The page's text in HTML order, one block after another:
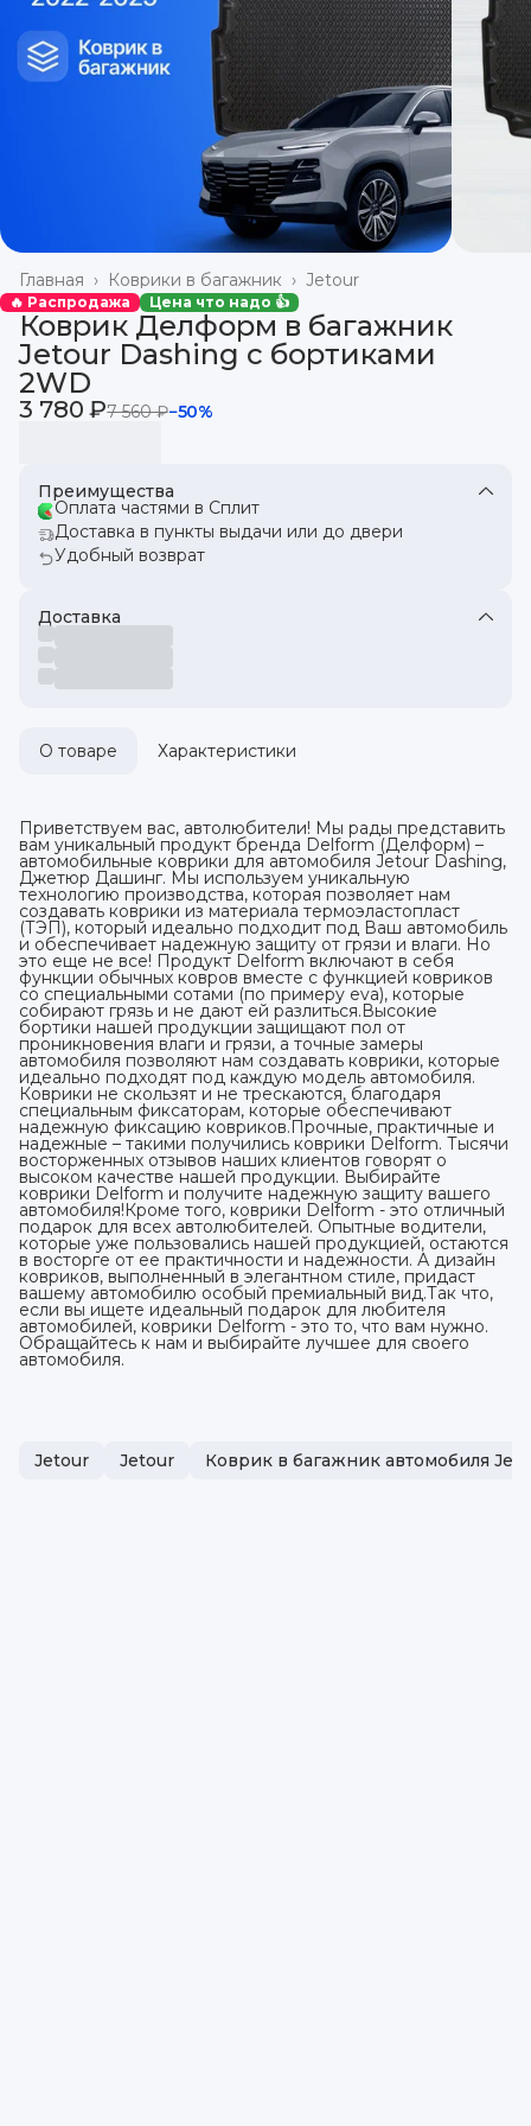
Jetour
Коврики в багажник ›
Главная ›
🔥 Распродажа Цена что надо 👍
Коврик Делформ в багажник
Jetour Dashing с бортиками
2WD
3 780 ₽7 560 ₽−50%
Преимущества
Оплата частями в Сплит
Доставка в пункты выдачи или до двери
Удобный возврат
Доставка
О товаре Характеристики
Приветствуем вас, автолюбители! Мы рады представить
вам уникальный продукт бренда Delform (Делформ) –
автомобильные коврики для автомобиля Jetour Dashing,
Джетюр Дашинг. Мы используем уникальную
технологию производства, которая позволяет нам
создавать коврики из материала термоэластопласт
(ТЭП), который идеально подходит под Ваш автомобиль
и обеспечивает надежную защиту от грязи и влаги. Но
это еще не все! Продукт Delform включают в себя
функции обычных ковров вместе с функцией ковриков
со специальными сотами (по примеру eva), которые
собирают грязь и не дают ей разлиться.Высокие
бортики нашей продукции защищают пол от
проникновения влаги и грязи, а точные замеры
автомобиля позволяют нам создавать коврики, которые
идеально подходят под каждую модель автомобиля.
Коврики не скользят и не трескаются, благодаря
специальным фиксаторам, которые обеспечивают
надежную фиксацию ковриков.Прочные, практичные и
надежные – такими получились коврики Delform. Тысячи
восторженных отзывов наших клиентов говорят о
высоком качестве нашей продукции. Выбирайте
коврики Delform и получите надежную защиту вашего
автомобиля!Кроме того, коврики Delform - это отличный
подарок для всех автолюбителей. Опытные водители,
которые уже пользовались нашей продукцией, остаются
в восторге от ее практичности и надежности. А дизайн
ковриков, выполненный в элегантном стиле, придаст
вашему автомобилю особый премиальный вид.Так что,
если вы ищете идеальный подарок для любителя
автомобилей, коврики Delform - это то, что вам нужно.
Обращайтесь к нам и выбирайте лучшее для своего
автомобиля.
Jetour Jetour Коврик в багажник автомобиля